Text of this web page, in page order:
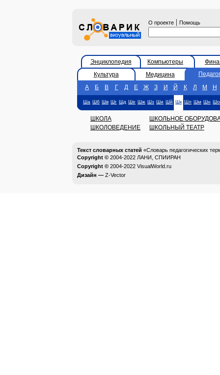
О проекте | Помощь
Энциклопедия Компьютеры
Культура
Медицина
А
Б В Г Д Е Ж З И Й К Л М Н
Ша Шб Шв Шг Шд Ше Шж Шз Ши Шй Шк Шл Шм Шн Шо
ШКОЛА
ШКОЛОВЕДЕНИЕ
ШКОЛЬНОЕ
ШКОЛЬНЫЙ ТЕАТР
Текст словарных статей «Словарь педагогических
Copyright © 2004-2022 ЛАНИ, СПИИРАН
Copyright © 2004-2022 VisualWorld.ru
Дизайн — Z-Vector